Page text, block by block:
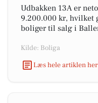
Udbakken 13A er
9.200.000 kr, hvilket
boliger til salg i
Kilde: Boliga
Læs hele artiklen her